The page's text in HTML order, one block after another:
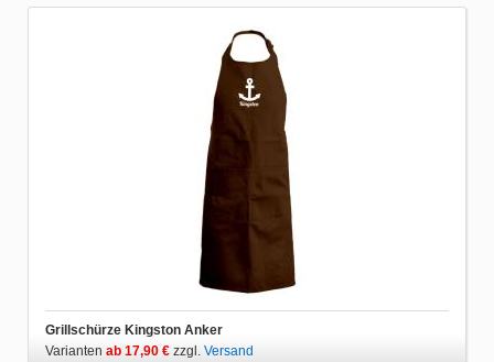
Grillschürze Kingston Anker
Varianten ab 17,90 € zzgl. Versand